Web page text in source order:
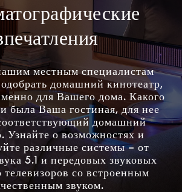
местным специалистам
домашний кинотеатр,
для Вашего дома. Какого
была Ваша гостиная, для нее
домашний
Узнайте о возможностях и
различные системы – от
5.1 и передовых звуковых
телевизоров со встроенным
звуком.